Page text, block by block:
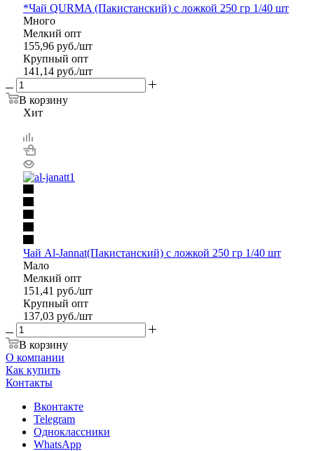
*Чай QURMA (Пакистанский) с ложкой 250 гр 1/40 шт
Много
Мелкий опт
155,96 руб./шт
Крупный опт
141,14 руб./шт
В корзину
Хит
Чай Al-Jannat(Пакистанский) с ложкой 250 гр 1/40 шт
Мало
Мелкий опт
151,41 руб./шт
Крупный опт
137,03 руб./шт
В корзину
О компании
Как купить
Контакты
Вконтакте
Telegram
Одноклассники
WhatsApp